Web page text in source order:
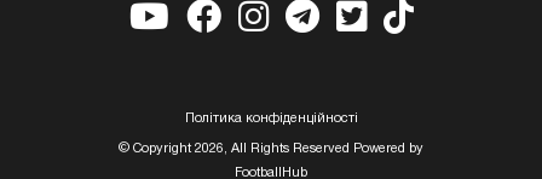
Полiтика конфiденцiйностi
© Copyright 2026, All Rights Reserved Powered by
FootballHub